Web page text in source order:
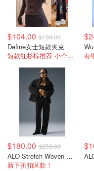
$104.00 $138.00
Define女士短款夹克
短款红杉棕推荐 小个子穿这个版更好看！
有
$180.00 $258.00
ALO Stretch Woven Notable 夹克 黑色
新下折扣区款！